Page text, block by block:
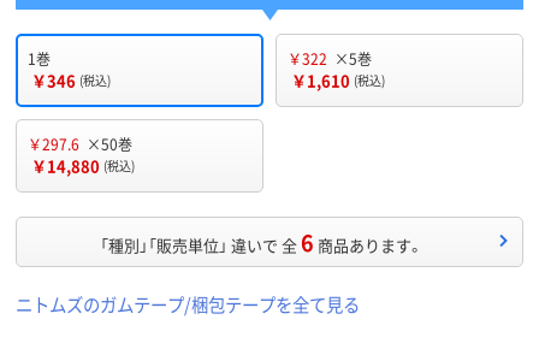
1巻
￥346 (税込)
￥322 ×5巻
￥1,610 (税込)
￥297.6 ×50巻
￥14,880 (税込)
「種別」「販売単位」 違いで 全6 商品あります。
ニトムズのガムテープ/梱包テープを全て見る